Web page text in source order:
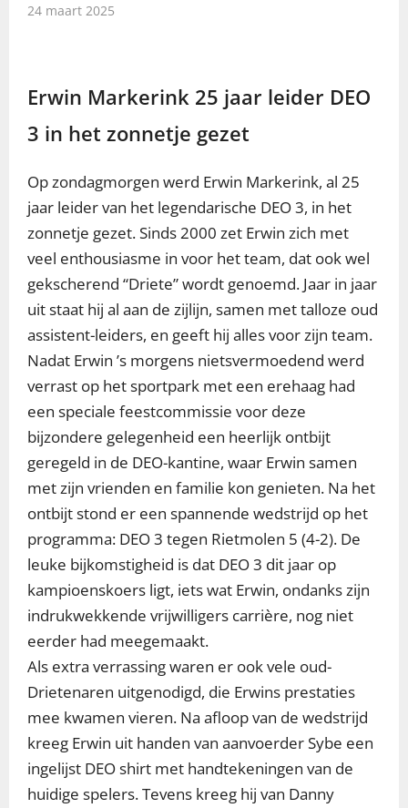
24 maart 2025
Erwin Markerink 25 jaar leider DEO
3 in het zonnetje gezet
Op zondagmorgen werd Erwin Markerink, al 25
jaar leider van het legendarische DEO 3, in het
zonnetje gezet. Sinds 2000 zet Erwin zich met
veel enthousiasme in voor het team, dat ook wel
gekscherend “Driete” wordt genoemd. Jaar in jaar
uit staat hij al aan de zijlijn, samen met talloze oud
assistent-leiders, en geeft hij alles voor zijn team.
Nadat Erwin ’s morgens nietsvermoedend werd
verrast op het sportpark met een erehaag had
een speciale feestcommissie voor deze
bijzondere gelegenheid een heerlijk ontbijt
geregeld in de DEO-kantine, waar Erwin samen
met zijn vrienden en familie kon genieten. Na het
ontbijt stond er een spannende wedstrijd op het
programma: DEO 3 tegen Rietmolen 5 (4-2). De
leuke bijkomstigheid is dat DEO 3 dit jaar op
kampioenskoers ligt, iets wat Erwin, ondanks zijn
indrukwekkende vrijwilligers carrière, nog niet
eerder had meegemaakt.
Als extra verrassing waren er ook vele oud-
Drietenaren uitgenodigd, die Erwins prestaties
mee kwamen vieren. Na afloop van de wedstrijd
kreeg Erwin uit handen van aanvoerder Sybe een
ingelijst DEO shirt met handtekeningen van de
huidige spelers. Tevens kreeg hij van Danny